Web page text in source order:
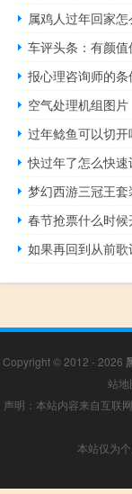
属鸡人过年回家
车评头条：有颜
报心理咨询师的条
空气处理机组图片
过年鲶鱼可以切开
快过年了怎么快
梦幻西游三冠王套
春节抢票什么时候
如果再回到从前歌
Copyright © 2012 - 2026
站地
声明：本站内容来自互联
本站仅为